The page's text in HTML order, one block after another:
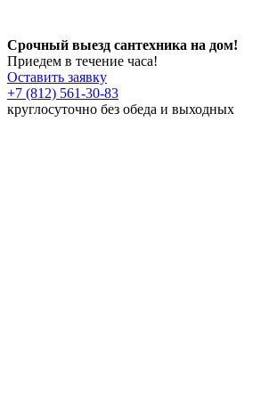
Срочный выезд сантехника на дом!
Приедем в течение часа!
Оставить заявку
+7 (812) 561-30-83
круглосуточно без обеда и выходных